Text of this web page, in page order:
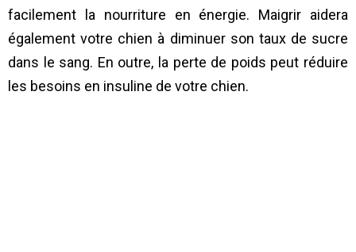
facilement la nourriture en énergie. Maigrir aidera
également votre chien à diminuer son taux de sucre
dans le sang. En outre, la perte de poids peut réduire
les besoins en insuline de votre chien.